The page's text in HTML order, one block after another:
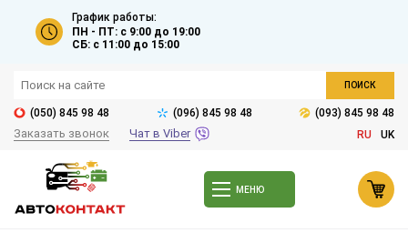
График работы:
ПН - ПТ: с 9:00 до 19:00
СБ: с 11:00 до 15:00
ПОИСК
(050) 845 98 48 (096) 845 98 48 (093) 845 98 48
Заказать звонок Чат в Viber RU UK
МЕНЮ